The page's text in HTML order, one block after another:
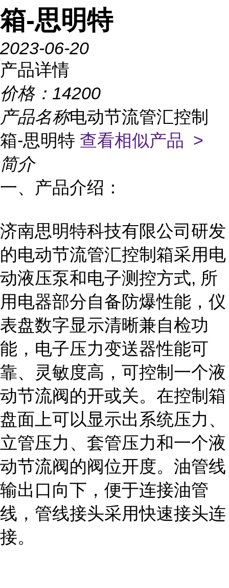
箱-思明特
2023-06-20
产品详情
价格： 14200
产品名称电动节流管汇控制
箱-思明特 查看相似产品 >
简介
一、产品介绍：
济南思明特科技有限公司研发
的电动节流管汇控制箱采用电
动液压泵和电子测控方式, 所
用电器部分自备防爆性能，仪
表盘数字显示清晰兼自检功
能，电子压力变送器性能可
靠、灵敏度高，可控制一个液
动节流阀的开或关。在控制箱
盘面上可以显示出系统压力、
立管压力、套管压力和一个液
动节流阀的阀位开度。油管线
输出口向下，便于连接油管
线，管线接头采用快速接头连
接。